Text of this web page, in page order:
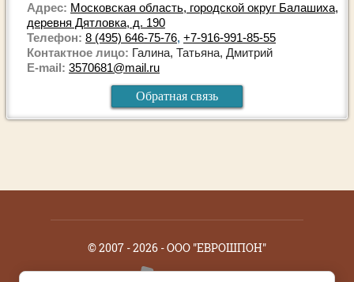
Адрес: Московская область, городской округ Балашиха,
деревня Дятловка, д. 190
Телефон: 8 (495) 646-75-76, +7-916-991-85-55
Контактное лицо: Галина, Татьяна, Дмитрий
E-mail: 3570681@mail.ru
Обратная связь
© 2007 - 2026 - ООО "ЕВРОШПОН"